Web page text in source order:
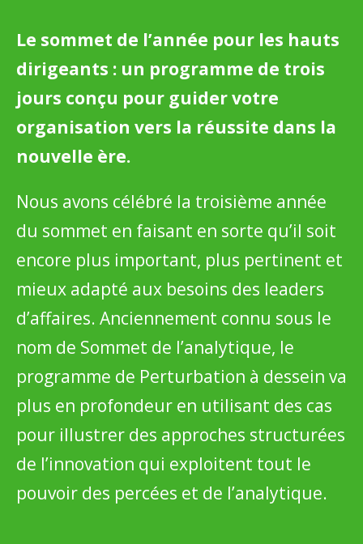
Le sommet de l’année pour les hauts
dirigeants : un programme de trois
jours conçu pour guider votre
organisation vers la réussite dans la
nouvelle ère.
Nous avons célébré la troisième année
du sommet en faisant en sorte qu’il soit
encore plus important, plus pertinent et
mieux adapté aux besoins des leaders
d’affaires. Anciennement connu sous le
nom de Sommet de l’analytique, le
programme de Perturbation à dessein va
plus en profondeur en utilisant des cas
pour illustrer des approches structurées
de l’innovation qui exploitent tout le
pouvoir des percées et de l’analytique.